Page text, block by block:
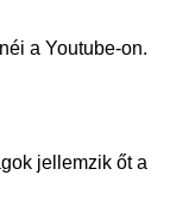
a Youtube-on.
jellemzik őt a